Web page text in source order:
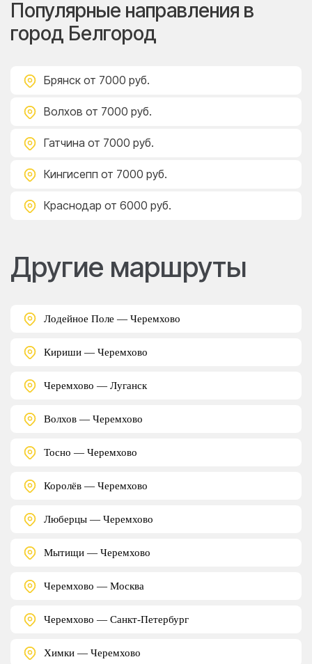
Популярные направления в
город Белгород
Брянск от 7000 руб.
Волхов от 7000 руб.
Гатчина от 7000 руб.
Кингисепп от 7000 руб.
Краснодар от 6000 руб.
Другие маршруты
Лодейное Поле — Черемхово
Кириши — Черемхово
Черемхово — Луганск
Волхов — Черемхово
Тосно — Черемхово
Королёв — Черемхово
Люберцы — Черемхово
Мытищи — Черемхово
Черемхово — Москва
Черемхово — Санкт-Петербург
Химки — Черемхово